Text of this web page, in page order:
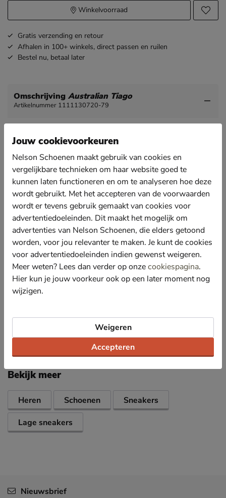
Winkelvoorraad
Gratis verzending en retour
Afhalen in 100+ winkels, direct passen en ruilen
Bestel nu, betaal later
Omschrijving Australian Tiago
Artikelnummer 1111130720-79
Maak je outfit af met deze comfortabele sneakers van
Australian. De sneakers zijn perfect dagelijks te
dragen en passen bij iedere look.
Uitgevoerd in verschillende leer uitvoeringen, zoals
gladleer, suède en nubuck. Het mesh-textiel zorgt
voor een betere warmteafvoer en luchtoevoer.
Gevoerd met leer wat door het ademend vermogen
het voetklimaat bevorderd. De voeten blijven koel en
droog, waardoor je minder snel warme voeten krijgt.
Voorzien van een leren voetbed met high density
foam, hierdoor ervaar je de hele dag een
comfortabele demping wat de voeten ontlast.
Afgewerkt met een stevige rubberen loopzool met
goede grip en stabiliteit.
Over Australian
Bekijk meer
Heren Schoenen
Sneakers
Lage sneakers
Nieuwsbrief
Jouw cookievoorkeuren
Nelson Schoenen maakt gebruik van cookies en
vergelijkbare technieken om haar website goed te
kunnen laten functioneren en om te analyseren hoe deze
wordt gebruikt. Met het accepteren van de voorwaarden
wordt er tevens gebruik gemaakt van cookies voor
advertentiedoeleinden. Dit maakt het mogelijk om
advertenties van Nelson Schoenen, die elders getoond
worden, voor jou relevanter te maken. Je kunt de cookies
voor advertentiedoeleinden indien gewenst weigeren.
Meer weten? Lees dan verder op onzecookiespagina.
Hier kun je jouw voorkeur ook op een later moment nog
wijzigen.
Accepteren
Weigeren